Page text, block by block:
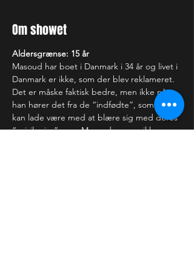
Om showet
Aldersgrænse: 15 år
Masoud har boet i Danmark i 34 år og livet i
Danmark er ikke, som der blev reklameret.
Det er måske faktisk bedre, men ikke når
han hører det fra de “indfødte”, som ikke
kan lade være med at blære sig med deres
“privilegier”, som Masoud gerne vil have.